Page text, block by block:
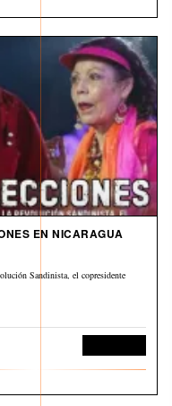
EN NICARAGUA
Sandinista, el copresidente